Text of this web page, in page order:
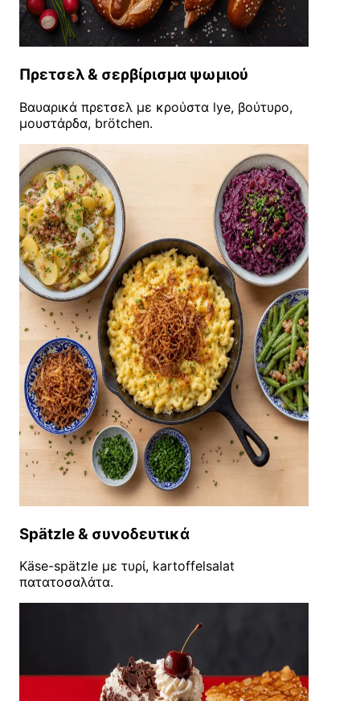
Πρετσελ & σερβίρισμα ψωμιού
Βαυαρικά πρετσελ με κρούστα lye, βούτυρο,
μουστάρδα, brötchen.
Spätzle & συνοδευτικά
Käse-spätzle με τυρί, kartoffelsalat
πατατοσαλάτα.